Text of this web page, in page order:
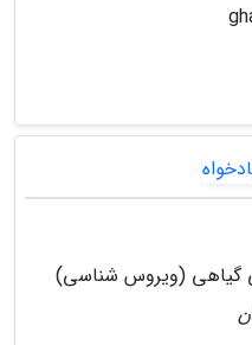
گیاهی (ویروس شناسی)